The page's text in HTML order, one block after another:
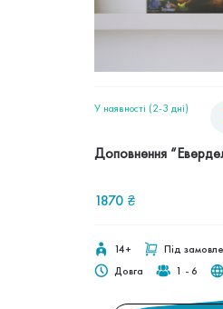
У наявності (2-3 дні)
Доповнення
1870 ₴
14+
Під
Довга
1 - 6